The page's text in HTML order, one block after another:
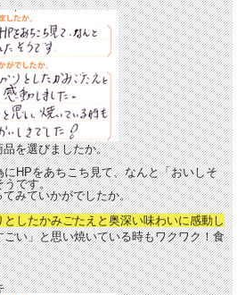
を選びましたか。
HPをあちこち見て、なんと「おいしそ
うです。
みていかがでしたか。
としたかみごたえと奥深い味わいに感動し
い」と思い焼いている時もワクワク！食